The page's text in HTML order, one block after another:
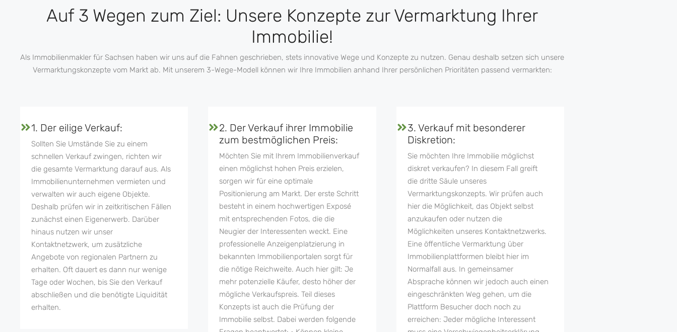
Auf 3 Wegen zum Ziel: Unsere Konzepte zur Vermarktung Ihrer
Immobilie!
Als Immobilienmakler für Sachsen haben wir uns auf die Fahnen geschrieben, stets innovative Wege und Konzepte zu nutzen. Genau deshalb setzen sich unsere
Vermarktungskonzepte vom Markt ab. Mit unserem 3-Wege-Modell können wir Ihre Immobilien anhand Ihrer persönlichen Prioritäten passend vermarkten:
1. Der eilige Verkauf:
Sollten Sie Umstände Sie zu einem
schnellen Verkauf zwingen, richten wir
die gesamte Vermarktung darauf aus. Als
Immobilienunternehmen vermieten und
verwalten wir auch eigene Objekte.
Deshalb prüfen wir in zeitkritischen Fällen
zunächst einen Eigenerwerb. Darüber
hinaus nutzen wir unser
Kontaktnetzwerk, um zusätzliche
Angebote von regionalen Partnern zu
erhalten. Oft dauert es dann nur wenige
Tage oder Wochen, bis Sie den Verkauf
abschließen und die benötigte Liquidität
erhalten.
2. Der Verkauf ihrer Immobilie
zum bestmöglichen Preis:
Möchten Sie mit Ihrem Immobilienverkauf
einen möglichst hohen Preis erzielen,
sorgen wir für eine optimale
Positionierung am Markt. Der erste Schritt
besteht in einem hochwertigen Exposé
mit entsprechenden Fotos, die die
Neugier der Interessenten weckt. Eine
professionelle Anzeigenplatzierung in
bekannten Immobilienportalen sorgt für
die nötige Reichweite. Auch hier gilt: Je
mehr potenzielle Käufer, desto höher der
mögliche Verkaufspreis. Teil dieses
Konzepts ist auch die Prüfung der
Immobilie selbst. Dabei werden folgende
3. Verkauf mit besonderer
Diskretion:
Sie möchten Ihre Immobilie möglichst
diskret verkaufen? In diesem Fall greift
die dritte Säule unseres
Vermarktungskonzepts. Wir prüfen auch
hier die Möglichkeit, das Objekt selbst
anzukaufen oder nutzen die
Möglichkeiten unseres Kontaktnetzwerks.
Eine öffentliche Vermarktung über
Immobilienplattformen bleibt hier im
Normalfall aus. In gemeinsamer
Absprache können wir jedoch auch einen
eingeschränkten Weg gehen, um die
Plattform Besucher doch noch zu
erreichen: Jeder mögliche Interessent